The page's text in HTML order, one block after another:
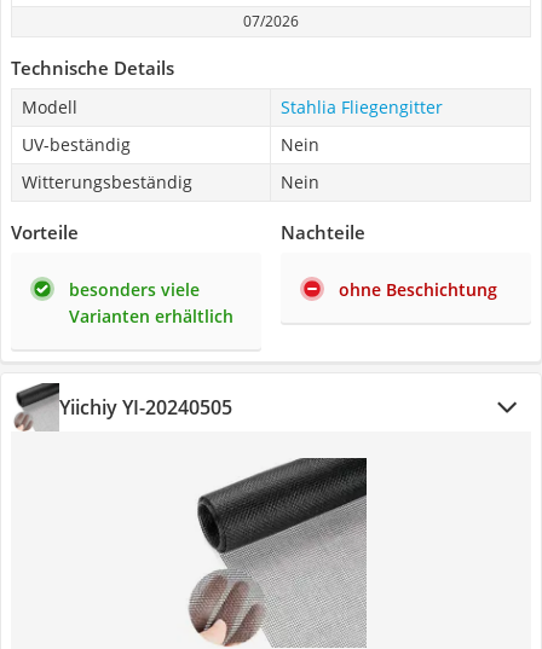
07/2026
Technische Details
Modell
Stahlia Fliegengitter
UV-beständig
Nein
Witterungsbeständig
Nein
Vorteile
besonders viele
Varianten erhältlich
Nachteile
ohne Beschichtung
Yiichiy ‎YI-20240505